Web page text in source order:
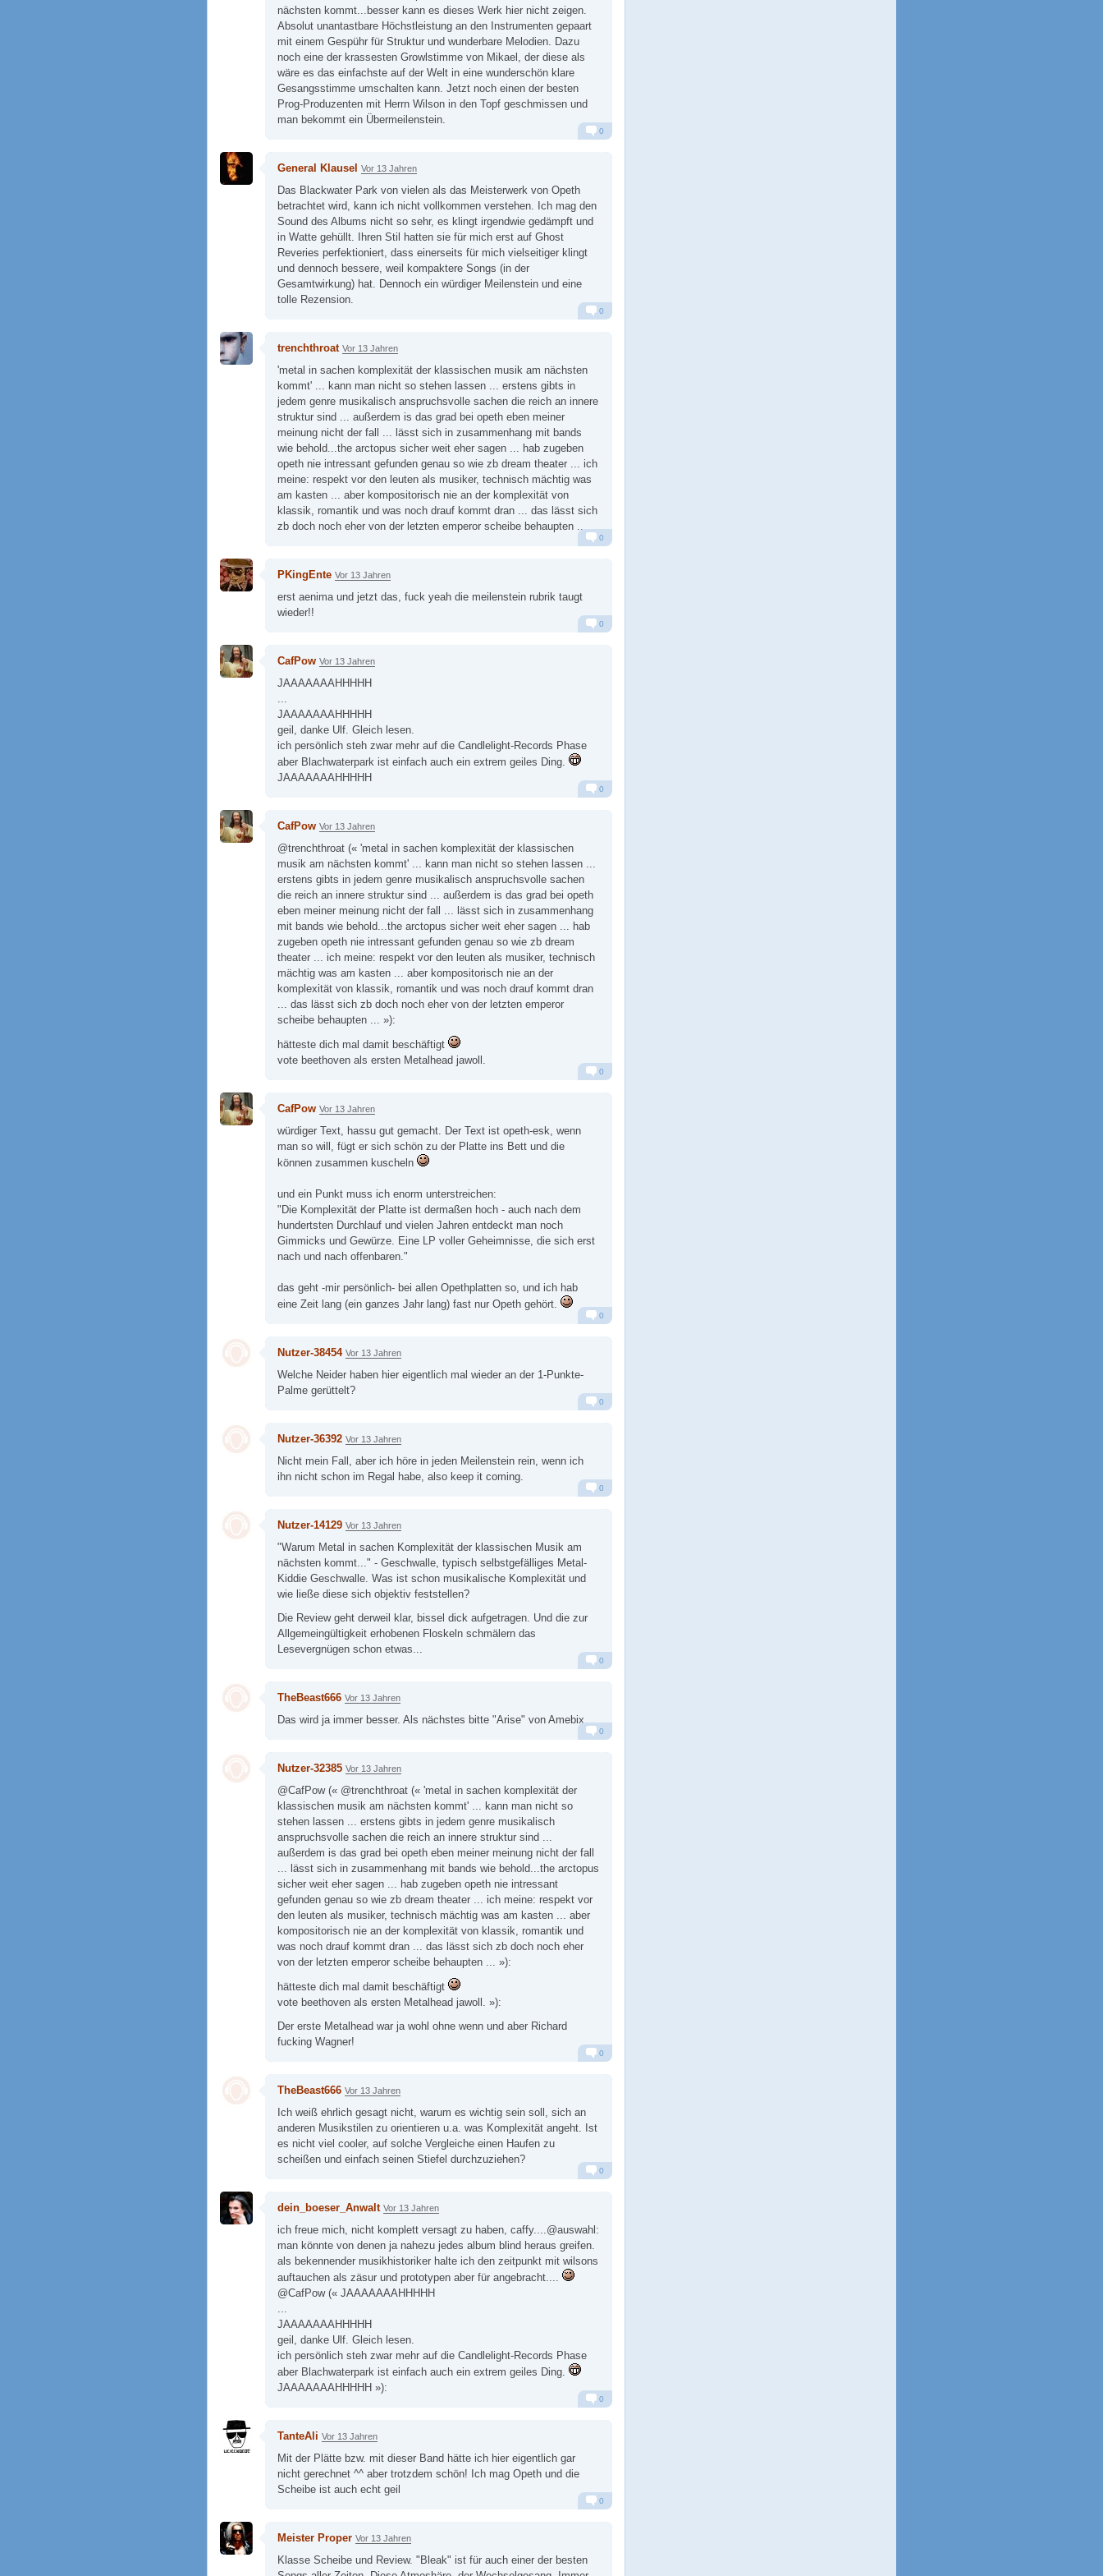
nächsten kommt...besser kann es dieses Werk hier nicht zeigen.
Absolut unantastbare Höchstleistung an den Instrumenten gepaart
mit einem Gespühr für Struktur und wunderbare Melodien. Dazu
noch eine der krassesten Growlstimme von Mikael, der diese als
wäre es das einfachste auf der Welt in eine wunderschön klare
Gesangsstimme umschalten kann. Jetzt noch einen der besten
Prog-Produzenten mit Herrn Wilson in den Topf geschmissen und
man bekommt ein Übermeilenstein.
0
General Klausel Vor 13 Jahren
Das Blackwater Park von vielen als das Meisterwerk von Opeth
betrachtet wird, kann ich nicht vollkommen verstehen. Ich mag den
Sound des Albums nicht so sehr, es klingt irgendwie gedämpft und
in Watte gehüllt. Ihren Stil hatten sie für mich erst auf Ghost
Reveries perfektioniert, dass einerseits für mich vielseitiger klingt
und dennoch bessere, weil kompaktere Songs (in der
Gesamtwirkung) hat. Dennoch ein würdiger Meilenstein und eine
tolle Rezension.
0
trenchthroat Vor 13 Jahren
'metal in sachen komplexität der klassischen musik am nächsten
kommt' ... kann man nicht so stehen lassen ... erstens gibts in
jedem genre musikalisch anspruchsvolle sachen die reich an innere
struktur sind ... außerdem is das grad bei opeth eben meiner
meinung nicht der fall ... lässt sich in zusammenhang mit bands
wie behold...the arctopus sicher weit eher sagen ... hab zugeben
opeth nie intressant gefunden genau so wie zb dream theater ... ich
meine: respekt vor den leuten als musiker, technisch mächtig was
am kasten ... aber kompositorisch nie an der komplexität von
klassik, romantik und was noch drauf kommt dran ... das lässt sich
zb doch noch eher von der letzten emperor scheibe behaupten ...
0
PKingEnte Vor 13 Jahren
erst aenima und jetzt das, fuck yeah die meilenstein rubrik taugt
wieder!!
0
CafPow Vor 13 Jahren
JAAAAAAAHHHHH
JAAAAAAAHHHHH
geil, danke Ulf. Gleich lesen.
ich persönlich steh zwar mehr auf die Candlelight-Records Phase
aber Blachwaterpark ist einfach auch ein extrem geiles Ding.
JAAAAAAAHHHHH
0
CafPow Vor 13 Jahren
@trenchthroat (« 'metal in sachen komplexität der klassischen
musik am nächsten kommt' ... kann man nicht so stehen lassen ...
erstens gibts in jedem genre musikalisch anspruchsvolle sachen
die reich an innere struktur sind ... außerdem is das grad bei opeth
eben meiner meinung nicht der fall ... lässt sich in zusammenhang
mit bands wie behold...the arctopus sicher weit eher sagen ... hab
zugeben opeth nie intressant gefunden genau so wie zb dream
theater ... ich meine: respekt vor den leuten als musiker, technisch
mächtig was am kasten ... aber kompositorisch nie an der
komplexität von klassik, romantik und was noch drauf kommt dran
... das lässt sich zb doch noch eher von der letzten emperor
scheibe behaupten ... »):
hätteste dich mal damit beschäftigt
vote beethoven als ersten Metalhead jawoll.
0
CafPow Vor 13 Jahren
würdiger Text, hassu gut gemacht. Der Text ist opeth-esk, wenn
man so will, fügt er sich schön zu der Platte ins Bett und die
können zusammen kuscheln
und ein Punkt muss ich enorm unterstreichen:
"Die Komplexität der Platte ist dermaßen hoch - auch nach dem
hundertsten Durchlauf und vielen Jahren entdeckt man noch
Gimmicks und Gewürze. Eine LP voller Geheimnisse, die sich erst
nach und nach offenbaren."
das geht -mir persönlich- bei allen Opethplatten so, und ich hab
eine Zeit lang (ein ganzes Jahr lang) fast nur Opeth gehört.
0
Nutzer-38454 Vor 13 Jahren
Welche Neider haben hier eigentlich mal wieder an der 1-Punkte-
Palme gerüttelt?
0
Nutzer-36392 Vor 13 Jahren
Nicht mein Fall, aber ich höre in jeden Meilenstein rein, wenn ich
ihn nicht schon im Regal habe, also keep it coming.
0
Nutzer-14129 Vor 13 Jahren
"Warum Metal in sachen Komplexität der klassischen Musik am
nächsten kommt..." - Geschwalle, typisch selbstgefälliges Metal-
Kiddie Geschwalle. Was ist schon musikalische Komplexität und
wie ließe diese sich objektiv feststellen?
Die Review geht derweil klar, bissel dick aufgetragen. Und die zur
Allgemeingültigkeit erhobenen Floskeln schmälern das
Lesevergnügen schon etwas...
0
TheBeast666 Vor 13 Jahren
Das wird ja immer besser. Als nächstes bitte "Arise" von Amebix.
0
Nutzer-32385 Vor 13 Jahren
@CafPow (« @trenchthroat (« 'metal in sachen komplexität der
klassischen musik am nächsten kommt' ... kann man nicht so
stehen lassen ... erstens gibts in jedem genre musikalisch
anspruchsvolle sachen die reich an innere struktur sind ...
außerdem is das grad bei opeth eben meiner meinung nicht der fall
... lässt sich in zusammenhang mit bands wie behold...the arctopus
sicher weit eher sagen ... hab zugeben opeth nie intressant
gefunden genau so wie zb dream theater ... ich meine: respekt vor
den leuten als musiker, technisch mächtig was am kasten ... aber
kompositorisch nie an der komplexität von klassik, romantik und
was noch drauf kommt dran ... das lässt sich zb doch noch eher
von der letzten emperor scheibe behaupten ... »):
hätteste dich mal damit beschäftigt
vote beethoven als ersten Metalhead jawoll. »):
Der erste Metalhead war ja wohl ohne wenn und aber Richard
fucking Wagner!
0
TheBeast666 Vor 13 Jahren
Ich weiß ehrlich gesagt nicht, warum es wichtig sein soll, sich an
anderen Musikstilen zu orientieren u.a. was Komplexität angeht. Ist
es nicht viel cooler, auf solche Vergleiche einen Haufen zu
scheißen und einfach seinen Stiefel durchzuziehen?
0
dein_boeser_Anwalt Vor 13 Jahren
ich freue mich, nicht komplett versagt zu haben, caffy....@auswahl:
man könnte von denen ja nahezu jedes album blind heraus greifen.
als bekennender musikhistoriker halte ich den zeitpunkt mit wilsons
auftauchen als zäsur und prototypen aber für angebracht....
@CafPow (« JAAAAAAAHHHHH
JAAAAAAAHHHHH
geil, danke Ulf. Gleich lesen.
ich persönlich steh zwar mehr auf die Candlelight-Records Phase
aber Blachwaterpark ist einfach auch ein extrem geiles Ding.
JAAAAAAAHHHHH »):
0
TanteAli Vor 13 Jahren
Mit der Plätte bzw. mit dieser Band hätte ich hier eigentlich gar
nicht gerechnet ^^ aber trotzdem schön! Ich mag Opeth und die
Scheibe ist auch echt geil
0
Meister Proper Vor 13 Jahren
Klasse Scheibe und Review. "Bleak" ist für auch einer der besten